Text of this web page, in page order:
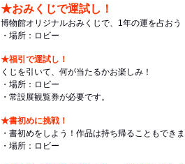
★おみくじで運試し！
博物館オリジナルおみくじで、1年の運を占おう
・ 場所：ロビー
★福引で運試し ！
くじを引いて、何が当たるかお楽しみ！
・場所：ロビー
・ 常設展観覧券が必要です。
★書初めに挑戦！
・書初めをしよう！作品は持ち帰ることもでき
・場所：ロビー